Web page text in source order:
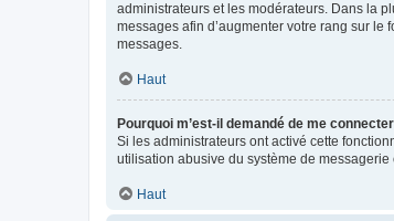
administrateurs et les modérateurs. Dans la
messages afin d’augmenter votre rang sur
messages.
Haut
Pourquoi m’est-il demandé de me
Si les administrateurs ont activé cette
utilisation abusive du système de
Haut